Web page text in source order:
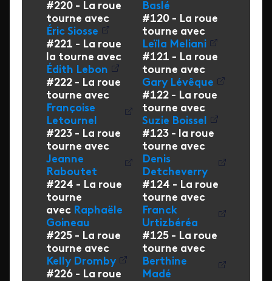
#220 - La roue
tourne avec
Éric Siosse
#221 - La roue
la tourne avec
Édith Lebon
#222 - La roue
tourne avec
Françoise
Letournel
#223 - La roue
tourne avec
Jeanne
Raboutet
#224 - La roue
tourne
avec Raphaële
Goineau
#225 - La roue
tourne avec
Kelly Dromby
#226 - La roue
Baslé
#120 - La roue
tourne avec
Leïla Meliani
#121 - La roue
tourne avec
Gary Lévêque
#122 - La roue
tourne avec
Suzie Boissel
#123 - la roue
tourne avec
Denis
Detcheverry
#124 - La roue
tourne avec
Franck
Urtizbéréa
#125 - La roue
tourne avec
Berthine
Madé